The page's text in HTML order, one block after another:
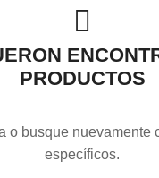
PRODUCTOS
o busque nuevamente
específicos.